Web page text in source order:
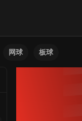
网球 板球